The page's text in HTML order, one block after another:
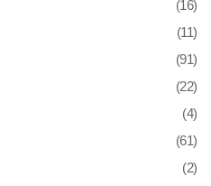
(16)
(11)
(91)
(22)
(4)
(61)
(2)